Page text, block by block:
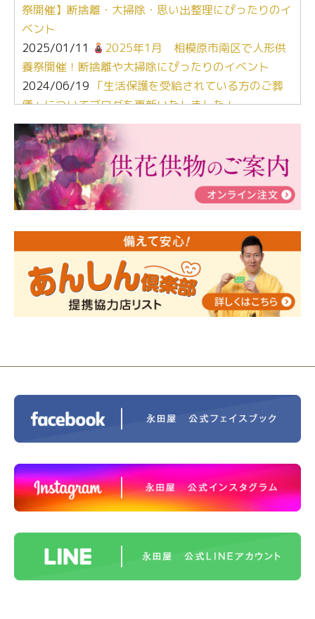
祭開催】断捨離・大掃除・思い出整理にぴったりのイ
ベント
2025/01/11
2025年1月 相模原市南区で人形供
養祭開催！断捨離や大掃除にぴったりのイベント
2024/06/19 「生活保護を受給されている方のご葬
儀」についてブログを更新いたしました！
2024/03/06【終活なるほど教室】「マンガで学
ぶ！はじめてのお葬式」小さな家族葬ハウス®町田成
瀬 ご参加ありがとうございました！
2024/01/19令和6年能登半島地震災害の寄付のご報
告
人形供養 寄付のご報告
2023/12/16終活なるほど教室＠小さな家族葬ハウ
ス®上鶴間 エンディングノートを書いてみよう！
2023/11/29 永田屋創業110周年記念式典 レンブラ
ントホテル東京町田